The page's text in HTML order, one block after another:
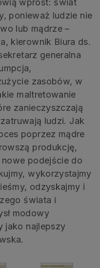
ponieważ ludzie nie
lub mądrze –
kierownik Biura ds.
generalna
zasobów, w
maltretowanie
zanieczyszczają
ludzi. Jak
poprzez mądre
produkcję,
podejście do
wykorzystajmy
odzyskajmy i
świata i
modowy
jako najlepszy